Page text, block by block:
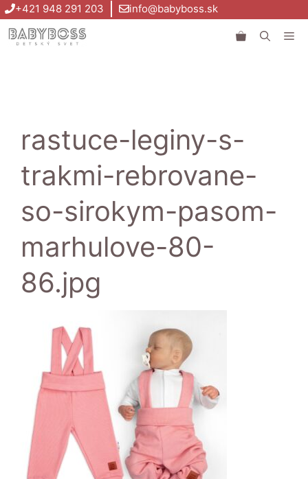
Preskočiť
na
obsah
+421 948 291 203 info@babyboss.sk
rastuce-leginy-s-
trakmi-rebrovane-
so-sirokym-pasom-
marhulove-80-
86.jpg